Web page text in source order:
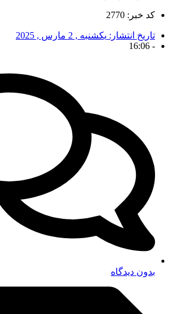
کد خبر: 2770
تاریخ انتشار: یکشنبه , 2 مارس , 2025
-
16:06
بدون دیدگاه